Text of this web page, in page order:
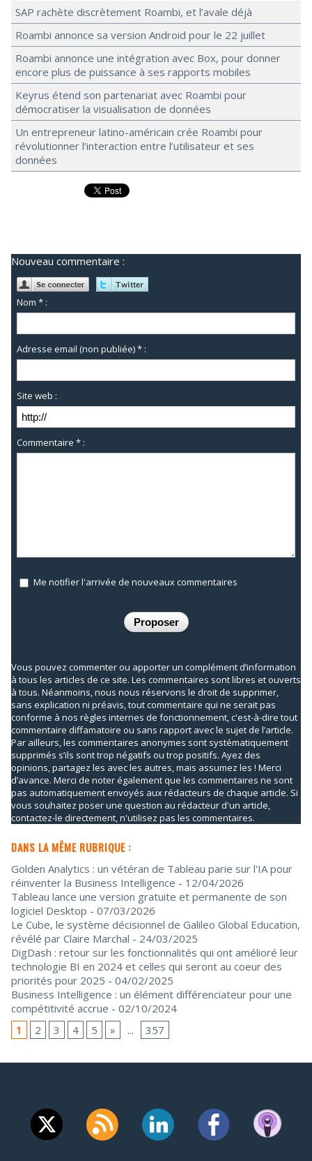
SAP rachète discrètement Roambi, et l’avale déjà
Roambi annonce sa version Android pour le 22 juillet
Roambi annonce une intégration avec Box, pour donner
encore plus de puissance à ses rapports mobiles
Keyrus étend son partenariat avec Roambi pour
démocratiser la visualisation de données
Un entrepreneur latino-américain crée Roambi pour
révolutionner l’interaction entre l’utilisateur et ses
données
Nouveau commentaire :
Nom * :
Adresse email (non publiée) * :
Site web :
Commentaire * :
Me notifier l'arrivée de nouveaux commentaires
Vous pouvez commenter ou apporter un complément d’information
à tous les articles de ce site. Les commentaires sont libres et ouverts
à tous. Néanmoins, nous nous réservons le droit de supprimer,
sans explication ni préavis, tout commentaire qui ne serait pas
conforme à nos règles internes de fonctionnement, c'est-à-dire tout
commentaire diffamatoire ou sans rapport avec le sujet de l’article.
Par ailleurs, les commentaires anonymes sont systématiquement
supprimés s’ils sont trop négatifs ou trop positifs. Ayez des
opinions, partagez les avec les autres, mais assumez les ! Merci
d’avance. Merci de noter également que les commentaires ne sont
pas automatiquement envoyés aux rédacteurs de chaque article. Si
vous souhaitez poser une question au rédacteur d'un article,
contactez-le directement, n'utilisez pas les commentaires.
DANS LA MÊME RUBRIQUE :
Golden Analytics : un vétéran de Tableau parie sur l'IA pour
réinventer la Business Intelligence - 12/04/2026
Tableau lance une version gratuite et permanente de son
logiciel Desktop - 07/03/2026
Le Cube, le système décisionnel de Galileo Global Education,
révélé par Claire Marchal - 24/03/2025
DigDash : retour sur les fonctionnalités qui ont amélioré leur
technologie BI en 2024 et celles qui seront au coeur des
priorités pour 2025 - 04/02/2025
Business Intelligence : un élément différenciateur pour une
compétitivité accrue - 02/10/2024
1
2 3 4 5 » ... 357